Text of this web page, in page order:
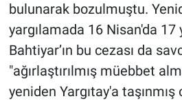
bulunarak bozulmuştu.
yargılamada 16 Nisan'da 17
Bahtiyar’ın bu cezası da
"ağırlaştırılmış müebbet
yeniden Yargıtay'a taşınmış